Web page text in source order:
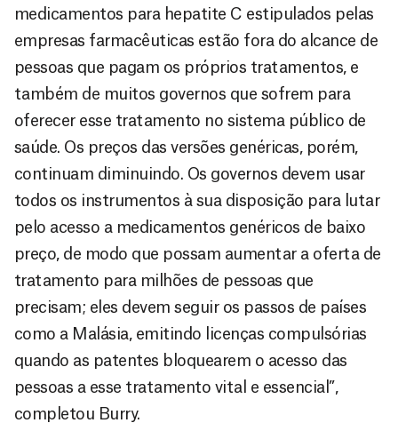
medicamentos para hepatite C estipulados pelas
empresas farmacêuticas estão fora do alcance de
pessoas que pagam os próprios tratamentos, e
também de muitos governos que sofrem para
oferecer esse tratamento no sistema público de
saúde. Os preços das versões genéricas, porém,
continuam diminuindo. Os governos devem usar
todos os instrumentos à sua disposição para lutar
pelo acesso a medicamentos genéricos de baixo
preço, de modo que possam aumentar a oferta de
tratamento para milhões de pessoas que
precisam; eles devem seguir os passos de países
como a Malásia, emitindo licenças compulsórias
quando as patentes bloquearem o acesso das
pessoas a esse tratamento vital e essencial”,
completou Burry.